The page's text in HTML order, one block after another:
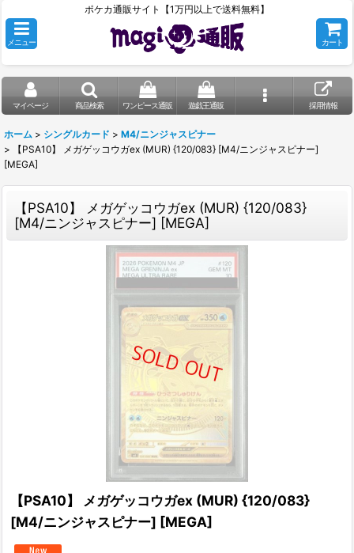
ポケカ通販サイト【1万円以上で送料無料】
メニュー カート
マイページ 商品検索 ワンピース通販 遊戯王通販 採用情報
ホーム > シングルカード > M4/ニンジャスピナー
>
【PSA10】 メガゲッコウガex (MUR) {120/083} [M4/ニンジャスピナー]
[MEGA]
【PSA10】 メガゲッコウガex (MUR) {120/083}
[M4/ニンジャスピナー] [MEGA]
【PSA10】 メガゲッコウガex (MUR) {120/083}
[M4/ニンジャスピナー] [MEGA]